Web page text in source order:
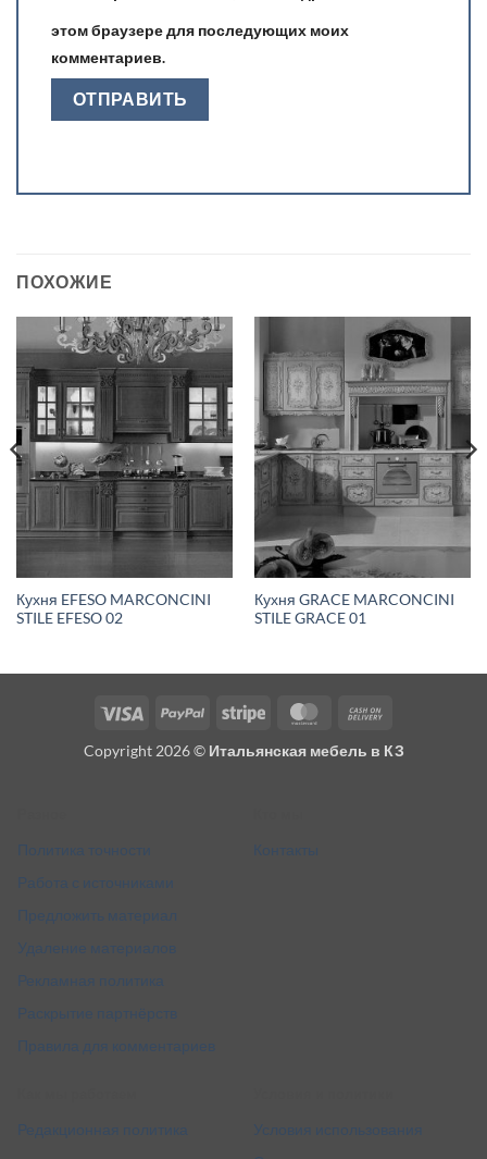
этом браузере для последующих моих
комментариев.
ПОХОЖИЕ
Кухня EFESO MARCONCINI
STILE EFESO 02
Кухня GRACE MARCONCINI
STILE GRACE 01
Visa PayPal Stripe MasterCard
Delivery
Copyright 2026 © Итальянская мебель в КЗ
Политика точности
Работа с источниками
Предложить материал
Удаление материалов
Рекламная политика
Раскрытие партнёрств
Правила для комментариев
Контакты
Редакционная политика
Условия использования